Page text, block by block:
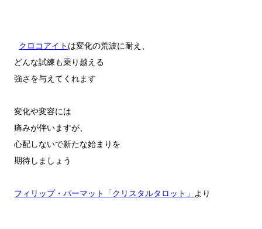
クロコアイト は変化の荒波に耐え、
どんな試練も乗り越える
強さを与えてくれます
変化や変容には
痛みが伴いますが、
心配しないで新たな始まりを
期待しましょう
フィリップ・パーマット「クリスタルタロット」